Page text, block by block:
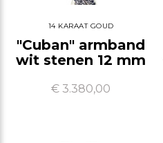
14 KARAAT GOUD
"Cuban" armband
wit stenen 12 mm
€ 3.380,00